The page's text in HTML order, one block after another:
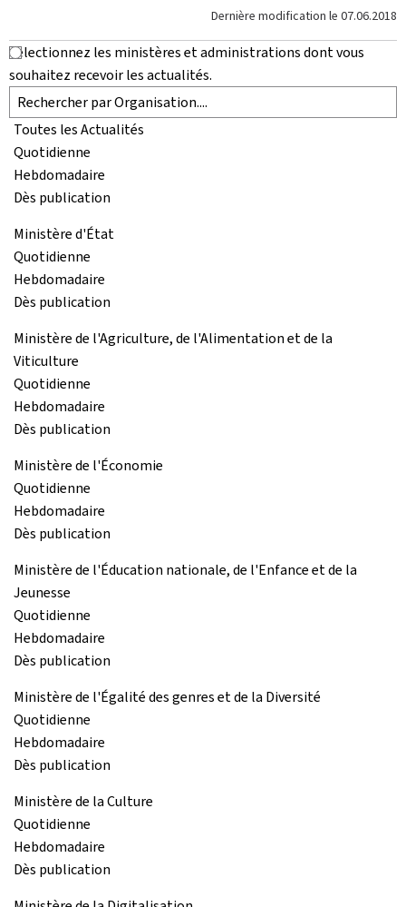
Dernière modification le 07.06.2018
Sélectionnez les ministères et administrations dont vous
souhaitez recevoir les actualités.
Toutes les Actualités
Quotidienne
Hebdomadaire
Dès publication
Ministère d'État
Quotidienne
Hebdomadaire
Dès publication
Ministère de l'Agriculture, de l'Alimentation et de la
Viticulture
Quotidienne
Hebdomadaire
Dès publication
Ministère de l'Économie
Quotidienne
Hebdomadaire
Dès publication
Ministère de l'Éducation nationale, de l'Enfance et de la
Jeunesse
Quotidienne
Hebdomadaire
Dès publication
Ministère de l'Égalité des genres et de la Diversité
Quotidienne
Hebdomadaire
Dès publication
Ministère de la Culture
Quotidienne
Hebdomadaire
Dès publication